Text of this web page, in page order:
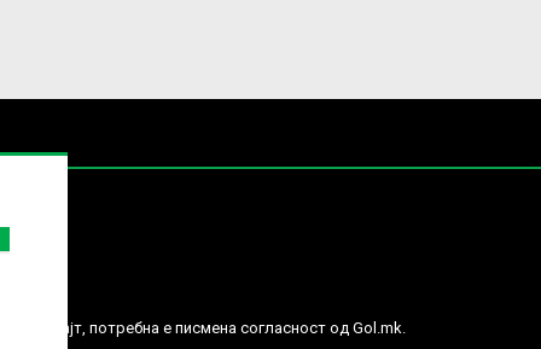
веб сајт, потребна е писмена согласност од Gol.mk.